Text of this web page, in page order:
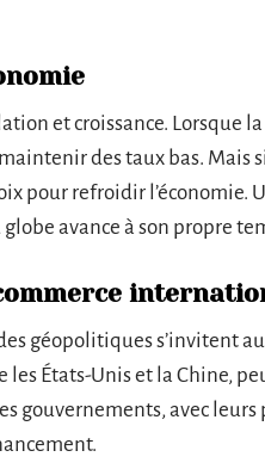
et croissance. Lorsque la
des taux bas. Mais
pour refroidir l’économie.
avance à son propre
géopolitiques s’invitent
États-Unis et la Chine,
gouvernements, avec